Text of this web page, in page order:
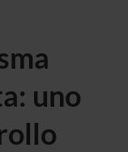
uno